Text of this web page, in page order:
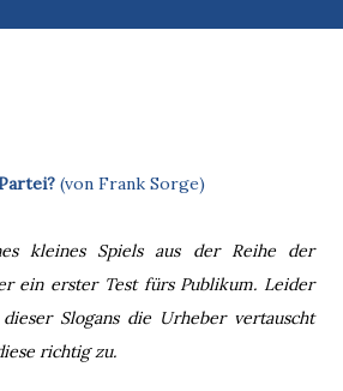
(von Frank Sorge)
kleines Spiels aus der Reihe der
ein erster Test fürs Publikum. Leider
Slogans die Urheber vertauscht
richtig zu.